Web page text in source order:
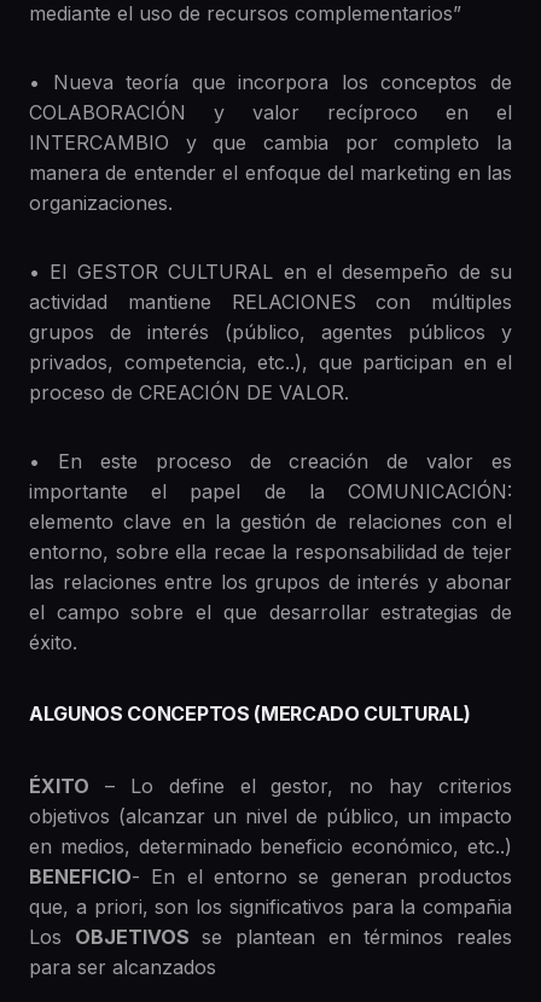
mediante el uso de recursos complementarios”
• Nueva teoría que incorpora los conceptos de
COLABORACIÓN y valor recíproco en el
INTERCAMBIO y que cambia por completo la
manera de entender el enfoque del marketing en las
organizaciones.
• El GESTOR CULTURAL en el desempeño de su
actividad mantiene RELACIONES con múltiples
grupos de interés (público, agentes públicos y
privados, competencia, etc..), que participan en el
proceso de CREACIÓN DE VALOR.
• En este proceso de creación de valor es
importante el papel de la COMUNICACIÓN:
elemento clave en la gestión de relaciones con el
entorno, sobre ella recae la responsabilidad de tejer
las relaciones entre los grupos de interés y abonar
el campo sobre el que desarrollar estrategias de
éxito.
ALGUNOS CONCEPTOS (MERCADO CULTURAL)
ÉXITO – Lo define el gestor, no hay criterios
objetivos (alcanzar un nivel de público, un impacto
en medios, determinado beneficio económico, etc..)
BENEFICIO- En el entorno se generan productos
que, a priori, son los significativos para la compañia
Los OBJETIVOS se plantean en términos reales
para ser alcanzados